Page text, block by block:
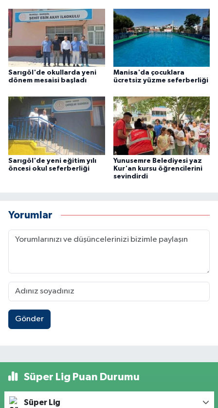
Sarıgöl'de okullarda yeni
dönem mesaisi başladı
Manisa'da çocuklara
ücretsiz yüzme seferberliği
Sarıgöl'de yeni eğitim yılı
öncesi okul seferberliği
Yunusemre Belediyesi yaz
Kur'an kursu öğrencilerini
sevindirdi
Yorumlar
Gönder
Süper Lig Puan Durumu
Süper Lig